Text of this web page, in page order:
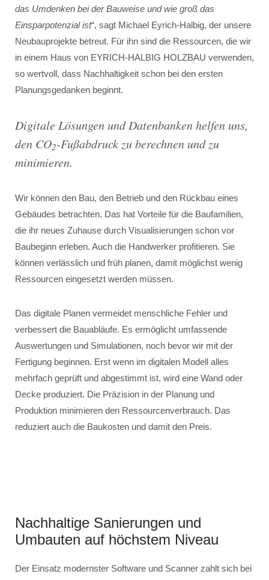
das Umdenken bei der Bauweise und wie groß das
Einsparpotenzial ist“, sagt Michael Eyrich-Halbig, der unsere
Neubauprojekte betreut. Für ihn sind die Ressourcen, die wir
in einem Haus von EYRICH-HALBIG HOLZBAU verwenden,
so wertvoll, dass Nachhaltigkeit schon bei den ersten
Planungsgedanken beginnt.
Digitale Lösungen und Datenbanken helfen uns,
den CO2-Fußabdruck zu berechnen und zu
minimieren.
Wir können den Bau, den Betrieb und den Rückbau eines
Gebäudes betrachten. Das hat Vorteile für die Baufamilien,
die ihr neues Zuhause durch Visualisierungen schon vor
Baubeginn erleben. Auch die Handwerker profitieren. Sie
können verlässlich und früh planen, damit möglichst wenig
Ressourcen eingesetzt werden müssen.
Das digitale Planen vermeidet menschliche Fehler und
verbessert die Bauabläufe. Es ermöglicht umfassende
Auswertungen und Simulationen, noch bevor wir mit der
Fertigung beginnen. Erst wenn im digitalen Modell alles
mehrfach geprüft und abgestimmt ist, wird eine Wand oder
Decke produziert. Die Präzision in der Planung und
Produktion minimieren den Ressourcenverbrauch. Das
reduziert auch die Baukosten und damit den Preis.
Nachhaltige Sanierungen und
Umbauten auf höchstem Niveau
Der Einsatz modernster Software und Scanner zahlt sich bei